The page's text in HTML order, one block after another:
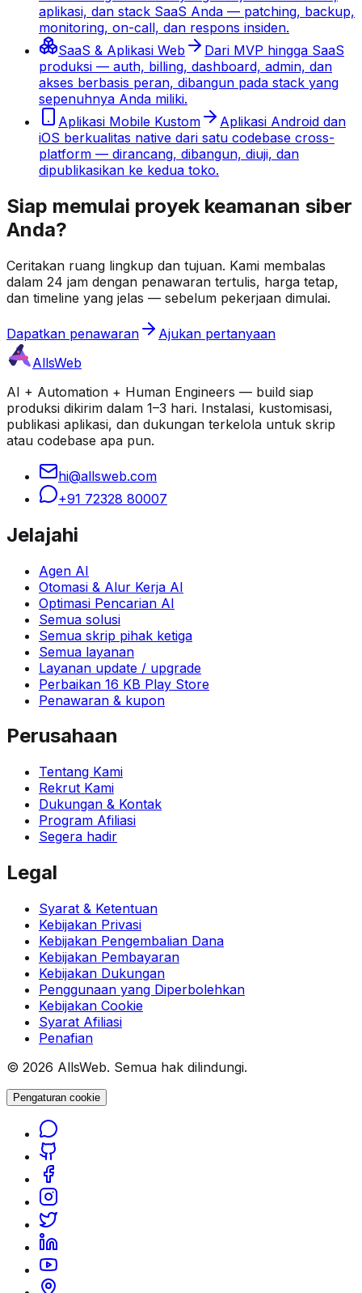
aplikasi, dan stack SaaS Anda — patching, backup,
monitoring, on-call, dan respons insiden.
SaaS & Aplikasi Web
Dari MVP hingga SaaS
produksi — auth, billing, dashboard, admin, dan
akses berbasis peran, dibangun pada stack yang
sepenuhnya Anda miliki.
Aplikasi Mobile Kustom
Aplikasi Android dan
iOS berkualitas native dari satu codebase cross-
platform — dirancang, dibangun, diuji, dan
dipublikasikan ke kedua toko.
Siap memulai proyek keamanan siber
Anda?
Ceritakan ruang lingkup dan tujuan. Kami membalas
dalam 24 jam dengan penawaran tertulis, harga tetap,
dan timeline yang jelas — sebelum pekerjaan dimulai.
Dapatkan penawaran
Ajukan pertanyaan
AllsWeb
AI + Automation + Human Engineers — build siap
produksi dikirim dalam 1–3 hari. Instalasi, kustomisasi,
publikasi aplikasi, dan dukungan terkelola untuk skrip
atau codebase apa pun.
hi@allsweb.com
+91 72328 80007
Jelajahi
Agen AI
Otomasi & Alur Kerja AI
Optimasi Pencarian AI
Semua solusi
Semua skrip pihak ketiga
Semua layanan
Layanan update / upgrade
Perbaikan 16 KB Play Store
Penawaran & kupon
Perusahaan
Tentang Kami
Rekrut Kami
Dukungan & Kontak
Program Afiliasi
Segera hadir
Legal
Syarat & Ketentuan
Kebijakan Privasi
Kebijakan Pengembalian Dana
Kebijakan Pembayaran
Kebijakan Dukungan
Penggunaan yang Diperbolehkan
Kebijakan Cookie
Syarat Afiliasi
Penafian
© 2026 AllsWeb. Semua hak dilindungi.
Pengaturan cookie